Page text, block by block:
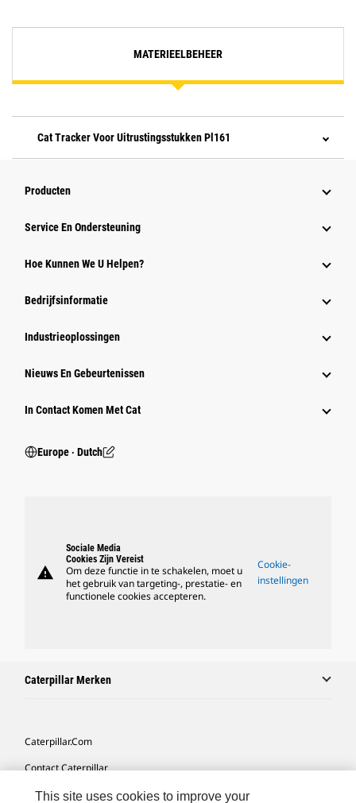
MATERIEELBEHEER
Cat Tracker Voor Uitrustingsstukken Pl161
Producten
Service En Ondersteuning
Hoe Kunnen We U Helpen?
Bedrijfsinformatie
Industrieoplossingen
Nieuws En Gebeurtenissen
In Contact Komen Met Cat
Europe ‧ Dutch
warning
Sociale Media
Cookies Zijn Vereist
Om deze functie in te schakelen, moet u
het gebruik van targeting-, prestatie- en
functionele cookies accepteren.
Cookie-
instellingen
Caterpillar Merken
Caterpillar.com
Contact Caterpillar
Mijn Marketingvoorkeuren
This site uses cookies to improve your